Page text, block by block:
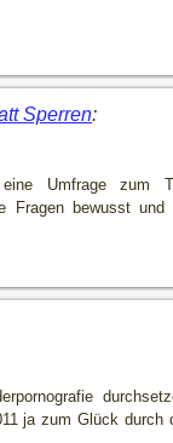
Sperren:
Umfrage zum
Fragen bewusst
ja zum Glück durch